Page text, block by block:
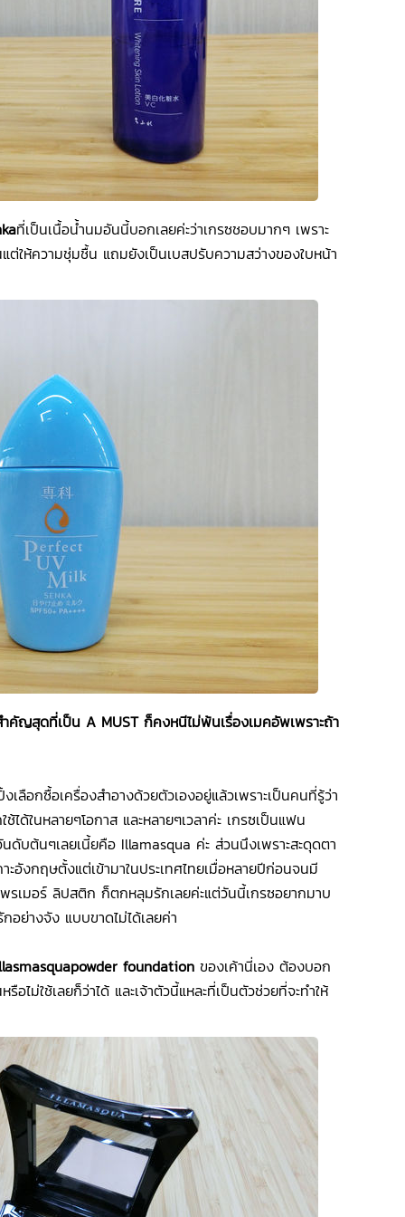
ที่เป็นเนื้อน้ำนมอันนี้บอกเลยค่ะว่าเกรซชอบมากๆ เพราะ
ต่ให้ความชุ่มชื้น แถมยังเป็นเบสปรับความสว่างของใบหน้า
ำคัญสุดที่เป็น A MUST ก็คงหนีไม่พ้นเรื่องเมคอัพเพราะถ้า
อเครื่องสำอางด้วยตัวเองอยู่แล้วเพราะเป็นคนที่รู้ว่า
ได้ในหลายๆโอกาส และหลายๆเวลาค่ะ เกรซเป็นแฟน
บต้นๆเลยเนี้ยคือ Illamasqua ค่ะ ส่วนนึงเพราะสะดุดตา
อังกฤษตั้งแต่เข้ามาในประเทศไทยเมื่อหลายปีก่อนจนมี
รเมอร์ ลิปสติก ก็ตกหลุมรักเลยค่ะแต่วันนี้เกรซอยากมาบ
อย่างจัง แบบขาดไม่ได้เลยค่า
foundation ของเค้านี่เอง ต้องบอก
อไม่ใช้เลยก็ว่าได้ และเจ้าตัวนี้แหละที่เป็นตัวช่วยที่จะทำให้